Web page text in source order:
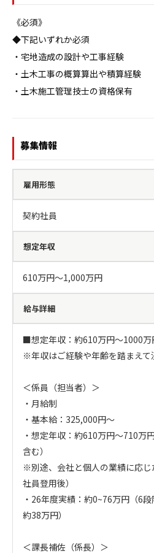
《必須》
◆下記いずれか必須
・宅地造成の設計や工事経験
・土木工事の概算算出や積算経験
・土木施工管理技士の資格保有
募集情報
雇用形態
契約社員
想定年収
610万円〜1,000万円
給与詳細
■想定年収：約610万円～1000万
※年収はご経験や年齢を踏まえて
＜係員（担当者）＞
・月給制
・基本給：325,000円～
・想定年収：約610万円～710万
含む）
※別途、会社と個人の業績に応
社員登用後）
・26年度実績：約0~76万円（6
約38万円）
＜課長補佐（係長）＞